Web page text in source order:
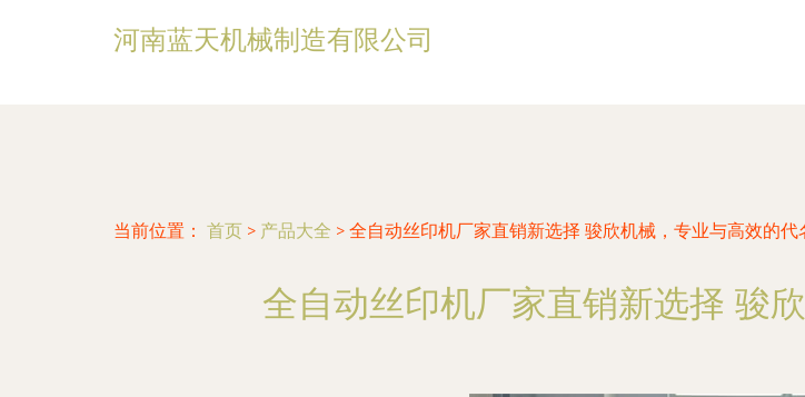
河南蓝天机械制造有限公司
当前位置： 首页 > 产品大全 > 全自动丝印机厂家直销新选择 骏欣机械，专业与高效的代
全自动丝印机厂家直销新选择 骏